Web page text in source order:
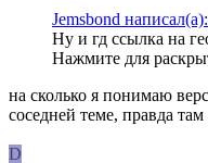
Jemsbond написал(а):
Ну и гд ссылка на
Нажмите для
на сколько я понимаю
соседней теме, правда там
D